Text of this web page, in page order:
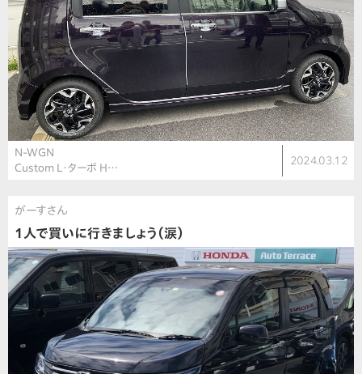
N-WGN
Custom L・ターボ H…
2024.03.12
がーすさん
1人で買いに行きましょう（涙）